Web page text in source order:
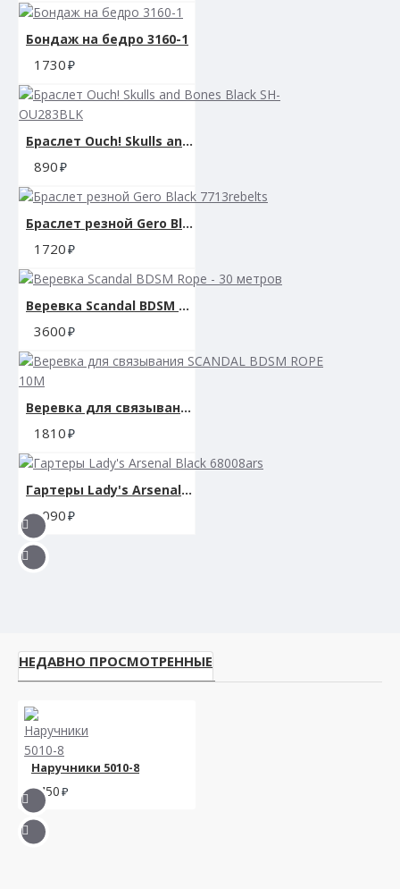
Бондаж на бедро 3160-1
1730
Браслет Ouch! Skulls and Bones Black SH-OU283BLK
890
Браслет резной Gero Black 7713rebelts
1720
Веревка Scandal BDSM Rope - 30 метров
3600
Веревка для связывания SCANDAL BDSM ROPE 10M
1810
Гартеры Lady's Arsenal Black 68008ars
3090
НЕДАВНО ПРОСМОТРЕННЫЕ
Наручники 5010-8
1450